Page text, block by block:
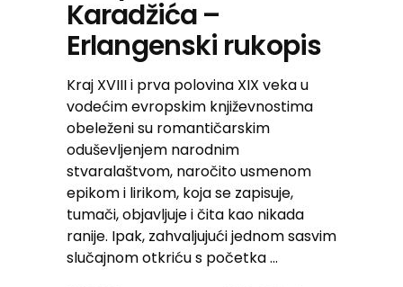
Karadžića –
Erlangenski rukopis
Kraj XVIII i prva polovina XIX veka u
vodećim evropskim književnostima
obeleženi su romantičarskim
oduševljenjem narodnim
stvaralaštvom, naročito usmenom
epikom i lirikom, koja se zapisuje,
tumači, objavljuje i čita kao nikada
ranije. Ipak, zahvaljujući jednom sasvim
slučajnom otkriću s početka